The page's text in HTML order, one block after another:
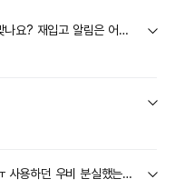
민트색 우비 6월 중순 재입고 되는 것 맞나요? 재입고 알림은 어떻게 하나요?
아무 색상이나 6호 재입고예정 없나요ㅠ 사용하던 우비 분실했는데 제발 사고싶어요